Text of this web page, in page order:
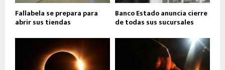
Fallabela se prepara para
abrir sus tiendas
Banco Estado anuncia cierre
de todas sus sucursales